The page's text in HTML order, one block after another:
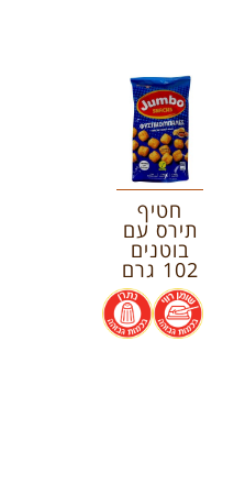
חטיף
תירס עם
בוטנים
102 גרם
.
.